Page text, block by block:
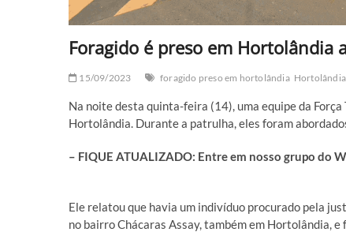
Foragido é preso em Hortolândia
15/09/2023 foragido preso em hortolândia Hortolândia
Na noite desta quinta-feira (14), uma equipe da
Hortolândia. Durante a patrulha, eles foram
– FIQUE ATUALIZADO: Entre em nosso grupo do
Ele relatou que havia um indivíduo procurado pela
no bairro Chácaras Assay, também em Hortolândia,